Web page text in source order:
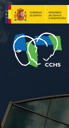
Pasar
al
contenido
principal